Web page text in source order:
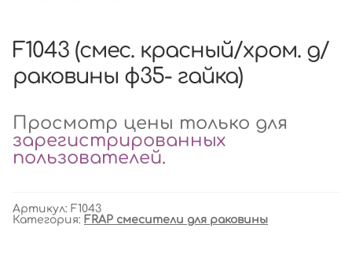
F1043 (смес. красный/хром. д/
раковины ф35- гайка)
Просмотр цены только для
зарегистрированных
пользователей.
Артикул: F1043
Категория: FRAP смесители для раковины